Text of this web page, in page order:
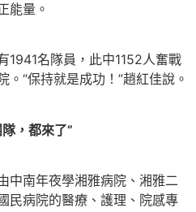
能量。
名隊員，此中1152人奮戰
“保持就是成功！”趙紅佳說。
，都來了”
南年夜學湘雅病院、湘雅二
民病院的醫療、護理、院感專